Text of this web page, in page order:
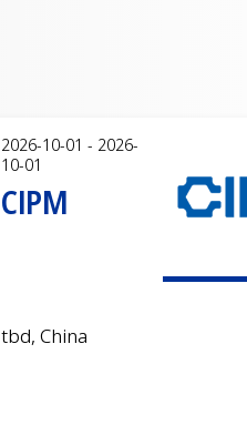
2026-10-01 - 2026-
10-01
CIPM
tbd, China